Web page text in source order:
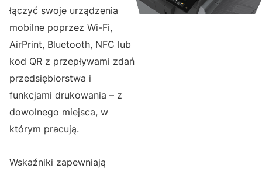
łączyć swoje urządzenia
mobilne poprzez Wi-Fi,
AirPrint, Bluetooth, NFC lub
kod QR z przepływami zdań
przedsiębiorstwa i
funkcjami drukowania – z
dowolnego miejsca, w
którym pracują.
Wskaźniki zapewniają